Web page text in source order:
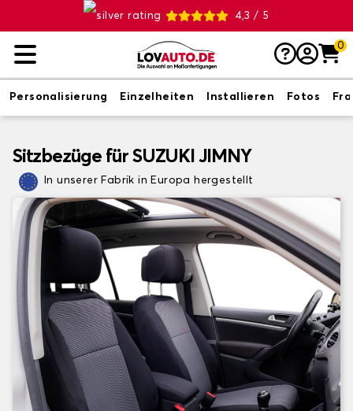
4,3 / 5
0
Personalisierung Einzelheiten Installieren Fotos
Sitzbezüge für SUZUKI JIMNY
In unserer Fabrik in Europa hergestellt